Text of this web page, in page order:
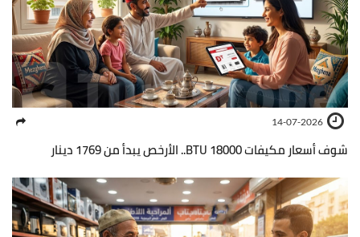
14-07-2026
شوف أسعار مكيفات 18000 BTU.. الأرخص يبدأ من 1769 دينار